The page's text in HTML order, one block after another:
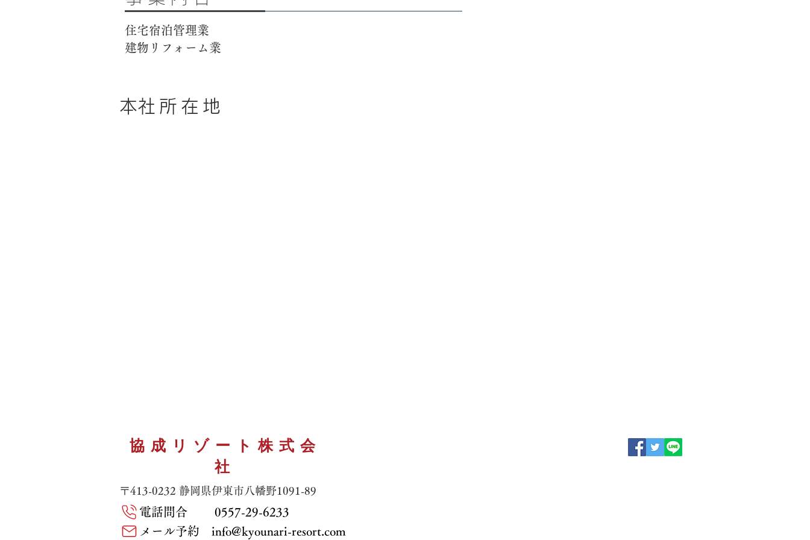
住宅宿泊管理業
建物リフォーム業
​本社所在地
協成リゾート株式会
社
〒413-0232 静岡県伊東市八幡野1091-89
電話問合 0557-29-6233
メール予約 info@kyounari-resort.com